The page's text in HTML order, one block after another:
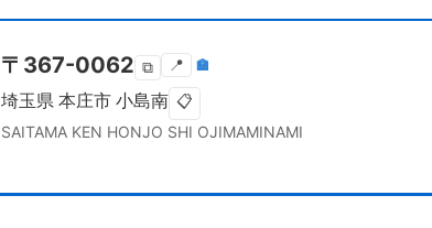
〒 367-0062 ⧉ 📍 🏣
埼玉県 本庄市 小島南 📋
SAITAMA KEN HONJO SHI OJIMAMINAMI